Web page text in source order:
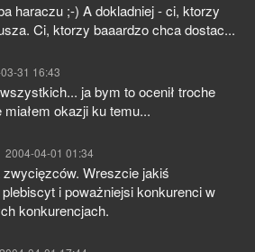
haraczu ;-) A dokladniej - ci, ktorzy
Ci, ktorzy baaardzo chca dostac...
31 16:43
ja bym to ocenił troche
miałem okazji ku temu...
pisze:
2004-04-01 01:34
zwycięzców. Wreszcie jakiś
i poważniejsi konkurenci w
konkurencjach.